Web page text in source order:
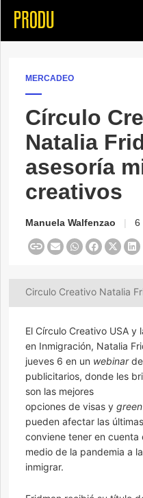
MERCADEO
Círculo
Natalia
asesoría
creativos
Manuela Walfenzao | 6
Circulo Creativo Natalia
El Círculo Creativo USA
en Inmigración, Natalia
jueves 6 en un webinar
publicitarios, donde les
son las mejores
opciones de visas y
pueden afectar las
conviene tener en cuenta
medio de la pandemia a
inmigrar.